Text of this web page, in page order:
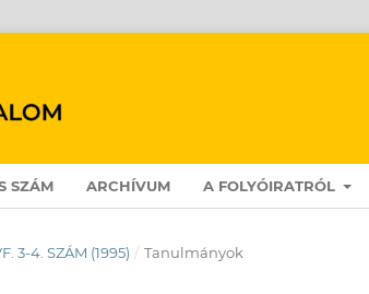
SZÁM ARCHÍVUM A FOLYÓIRATRÓL
3-4. SZÁM (1995) / Tanulmányok